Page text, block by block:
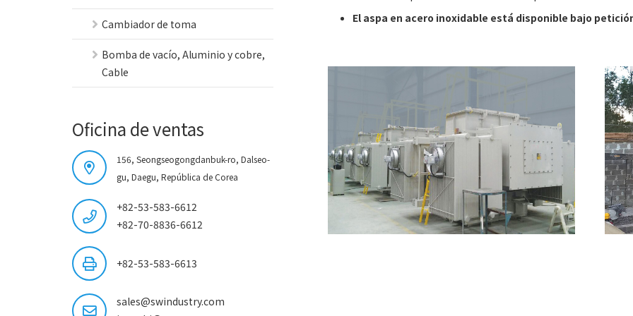
El aspa en acero inoxidable está disponible bajo
Cambiador de toma
Bomba de vacío, Aluminio y cobre,
Cable
Oficina de ventas
156, Seongseogongdanbuk-ro, Dalseo-
gu, Daegu, República de Corea
+82-53-583-6612
+82-70-8836-6612
+82-53-583-6613
sales@swindustry.com